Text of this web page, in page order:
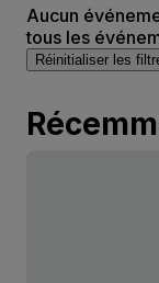
Aucun
tous les
Réinitialiser les